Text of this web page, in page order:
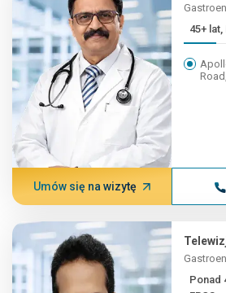
45+ lat,
Umów się na wizytę
Ponad